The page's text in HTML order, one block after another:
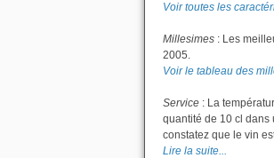
Voir toutes les
Millesimes : Les
2005.
Voir le tableau des
Service : La
quantité de 10 cl dans
constatez que le vin
Lire la suite...